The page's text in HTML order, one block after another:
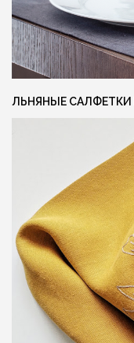
ЛЬНЯНЫЕ САЛФЕТКИ
VKONTAKTE
PINTEREST
TELEGRAM
INSTAGRAM